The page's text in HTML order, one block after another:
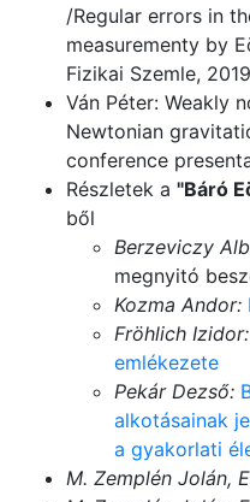
/Regular errors in
measurementy by
Fizikai Szemle,
Ván Péter: Weakly
Newtonian
conference
Részletek a "Báró
ből
Berzeviczy
megnyitó
Kozma Andor:
Fröhlich Izidor:
emlékezete
Pekár Dezső:
alkotásainak
a gyakorlati
M. Zemplén Jolán,